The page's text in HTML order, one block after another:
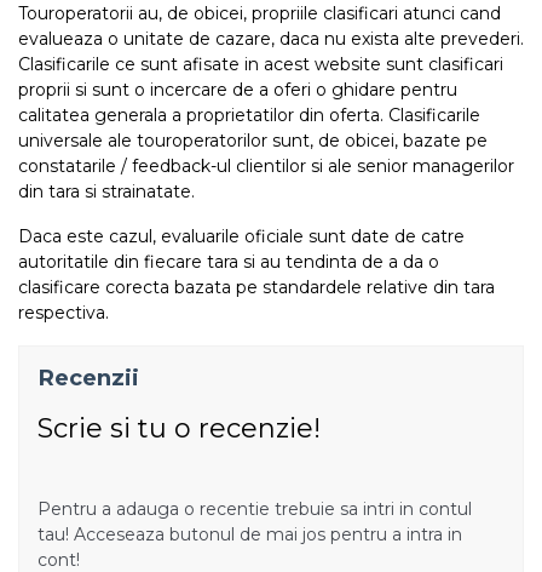
Touroperatorii au, de obicei, propriile clasificari atunci cand
evalueaza o unitate de cazare, daca nu exista alte prevederi.
Clasificarile ce sunt afisate in acest website sunt clasificari
proprii si sunt o incercare de a oferi o ghidare pentru
calitatea generala a proprietatilor din oferta. Clasificarile
universale ale touroperatorilor sunt, de obicei, bazate pe
constatarile / feedback-ul clientilor si ale senior managerilor
din tara si strainatate.
Daca este cazul, evaluarile oficiale sunt date de catre
autoritatile din fiecare tara si au tendinta de a da o
clasificare corecta bazata pe standardele relative din tara
respectiva.
Recenzii
Scrie si tu o recenzie!
Pentru a adauga o recentie trebuie sa intri in contul
tau! Acceseaza butonul de mai jos pentru a intra in
cont!